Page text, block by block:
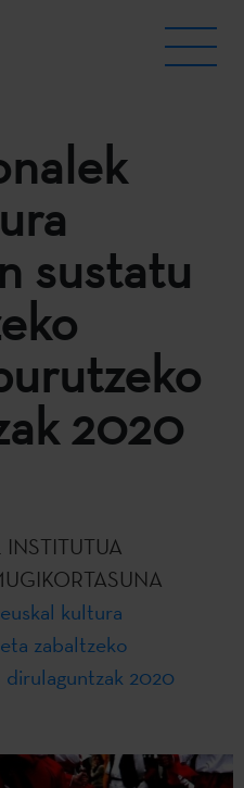
sustatu
2020
kultura
zabaltzeko
2020